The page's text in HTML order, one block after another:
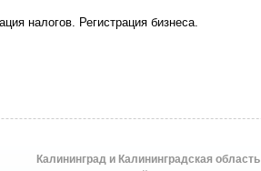
налогов. Регистрация бизнеса.
Калининград и Калининградская область